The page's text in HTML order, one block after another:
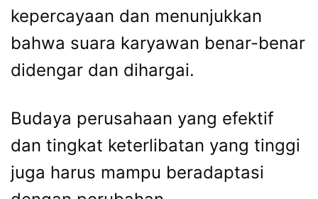
kepercayaan dan menunjukkan
bahwa suara karyawan benar-benar
didengar dan dihargai.
Budaya perusahaan yang efektif
dan tingkat keterlibatan yang tinggi
juga harus mampu beradaptasi